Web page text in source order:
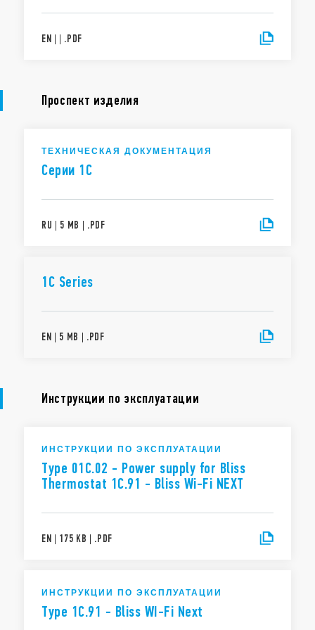
EN | | .PDF
Проспект изделия
ТЕХНИЧЕСКАЯ ДОКУМЕНТАЦИЯ
Cерии 1C
RU | 5 MB | .PDF
1C Series
EN | 5 MB | .PDF
Инструкции по эксплуатации
ИНСТРУКЦИИ ПО ЭКСПЛУАТАЦИИ
Type 01C.02 - Power supply for Bliss
Thermostat 1C.91 - Bliss Wi-Fi NEXT
EN | 175 KB | .PDF
ИНСТРУКЦИИ ПО ЭКСПЛУАТАЦИИ
Type 1C.91 - Bliss WI-Fi Next